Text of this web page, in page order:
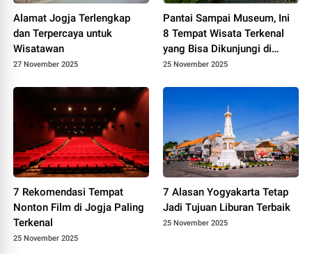
Alamat Jogja Terlengkap
dan Terpercaya untuk
Wisatawan
27 November 2025
Pantai Sampai Museum, Ini
8 Tempat Wisata Terkenal
yang Bisa Dikunjungi di
Maumere
25 November 2025
7 Rekomendasi Tempat
Nonton Film di Jogja Paling
Terkenal
25 November 2025
7 Alasan Yogyakarta Tetap
Jadi Tujuan Liburan Terbaik
25 November 2025